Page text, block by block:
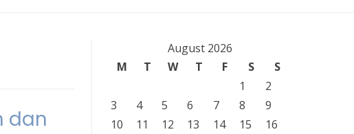
dan
August 2026
M
T W T F S
S
1
2
3
4 5 6 7 8
9
10
11 12 13 14 15
16